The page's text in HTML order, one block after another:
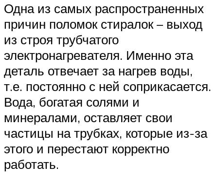
Одна из самых распространенных
причин поломок стиралок – выход
из строя трубчатого
электронагревателя. Именно эта
деталь отвечает за нагрев воды,
т.е. постоянно с ней соприкасается.
Вода, богатая солями и
минералами, оставляет свои
частицы на трубках, которые из-за
этого и перестают корректно
работать.